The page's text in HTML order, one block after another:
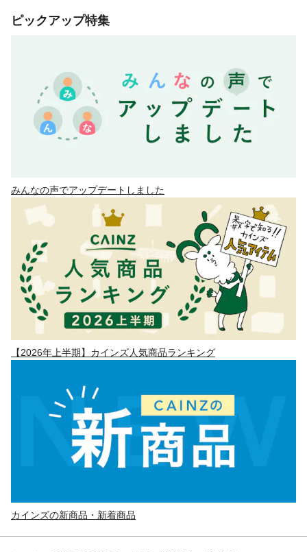
ピックアップ特集
みんなの声でアップデートしました
【2026年上半期】カインズ人気商品ランキング
カインズの新商品・新着商品